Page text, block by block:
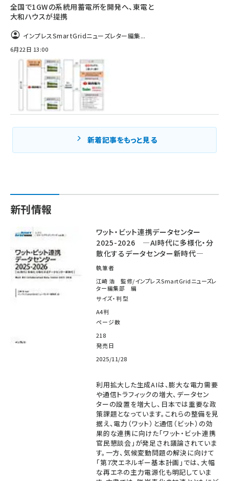
全国で1GWの系統用蓄電所を開発へ、東電と
大和ハウスが提携
インプレスSmartGridニューズレター編集...
6月22日 13:00
新着記事をもっと見る
新刊情報
ワット・ビット連携データセンター
2025-2026 ―AI時代に多様化・分
散化するデータセンター新時代―
執筆者
江崎 浩 監修/インプレスSmartGridニューズレ
ター編集部 編
サイズ・判型
A4判
ページ数
218
発売日
2025/11/28
利用拡大した生成AIは、膨大な電力需要
や通信トラフィックの増大、データセン
ターの設置を増大し、日本では重要な政
策課題となっています。これらの整備を見
据え、電力（ワット）と通信（ビット）の効
果的な連携に向けた「ワット・ビット連携
官民懇談会」が発足され議論されていま
す。一方、気候変動問題の解決に向けて
「第7次エネルギー基本計画」では、大幅
な再エネの主力電源化も明記していま